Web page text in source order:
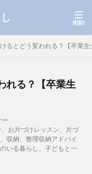
るとどう変われる？【卒業
れる？【卒業生
ー
お片づけレッスン、片づ
収納、整理収納アドバイ
いる暮らし、子どもと一